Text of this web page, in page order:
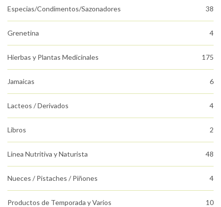
Especias/Condimentos/Sazonadores 38
Grenetina 4
Hierbas y Plantas Medicinales 175
Jamaicas 6
Lacteos / Derivados 4
Libros 2
Linea Nutritiva y Naturista 48
Nueces / Pistaches / Piñones 4
Productos de Temporada y Varios 10